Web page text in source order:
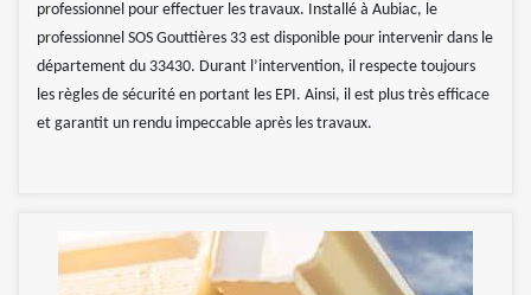
professionnel pour effectuer les travaux. Installé à Aubiac, le
professionnel SOS Gouttières 33 est disponible pour intervenir dans le
département du 33430. Durant l’intervention, il respecte toujours
les règles de sécurité en portant les EPI. Ainsi, il est plus très efficace
et garantit un rendu impeccable après les travaux.